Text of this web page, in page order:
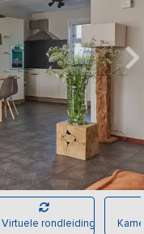
Virtuele rondleiding